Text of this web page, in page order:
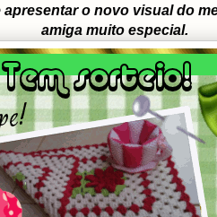
o novo visual do
amiga muito especial.